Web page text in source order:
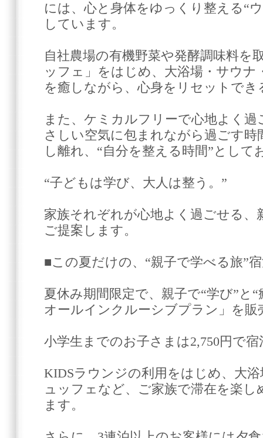
には、心と身体をゆっくり整える“
しています。
自社農場の有機野菜や発酵調味料を
ッフェ」をはじめ、大浴場・サウナ
を癒しながら、心身をリセットでき
また、ケミカルフリーで心地よく
さしい空気に包まれながら過ごす時
し離れ、“自分を整える時間”とし
“子どもは学び、大人は整う。”
家族それぞれが心地よく過ごせる、
ご提案します。
■この夏だけの、“親子で学べる旅”
夏休み期間限定で、親子で“学び”と
オールインクルーシブプラン」を販
小学生までのお子さまは2,750円で宿
KIDSラウンジの利用をはじめ、大
ュッフェなど、ご家族で滞在を楽
ます。